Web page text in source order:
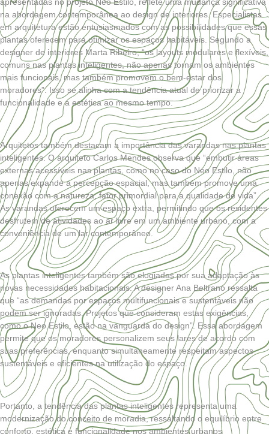
na abordagem contemporânea ao design de interiores. Especialistas
em arquitetura estão entusiasmados com as possibilidades que essas
plantas oferecem para otimizar os espaços habitáveis. Segundo a
designer de interiores Marta Ribeiro, “os layouts modulares e flexíveis,
comuns nas plantas inteligentes, não apenas tornam os ambientes
mais funcionais, mas também promovem o bem-estar dos
moradores”. Isso se alinha com a tendência atual de priorizar a
funcionalidade e a estética ao mesmo tempo.
Arquitetos também destacam a importância das varandas nas plantas
inteligentes. O arquiteto Carlos Mendes observa que “embutir áreas
externas acessíveis nas plantas, como no caso do Neo Estilo, não
apenas expande a percepção espacial, mas também promove uma
conexão com a natureza, fator primordial para a qualidade de vida”.
As varandas oferecem um espaço extra, permitindo que os residentes
desfrutem de atividades ao ar livre em um ambiente urbano, com a
conveniência de um lar contemporâneo.
As plantas inteligentes também são elogiadas por sua adaptação às
novas necessidades habitacionais. A designer Ana Beltrano ressalta
que “as demandas por espaços multifuncionais e sustentáveis não
podem ser ignoradas. Projetos que consideram estas exigências,
como o Neo Estilo, estão na vanguarda do design”. Essa abordagem
permite que os moradores personalizem seus lares de acordo com
suas preferências, enquanto simultaneamente respeitam aspectos
sustentáveis e eficientes na utilização do espaço.
Portanto, a tendência das plantas inteligentes representa uma
modernização do conceito de moradia, ressaltando o equilíbrio entre
conforto, estética e funcionalidade nos ambientes urbanos